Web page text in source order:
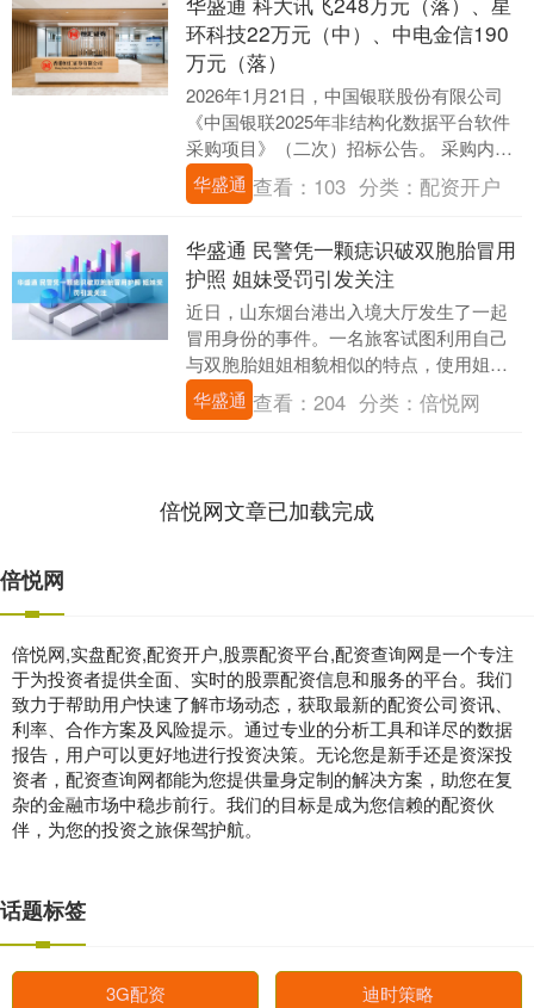
环科技22万元（中）、中电金信190
万元（落）
2026年1月21日，中国银联股份有限公司
《中国银联2025年非结构化数据平台软件
采购项目》（二次）招标公告。 采购内
容： 本次采购非结构化数据平台软件永久
不限....
华盛通 查看： 103 分类： 配资开户
华盛通 民警凭一颗痣识破双胞胎冒用
护照 姐妹受罚引发关注
近日，山东烟台港出入境大厅发生了一起
冒用身份的事件。一名旅客试图利用自己
与双胞胎姐姐相貌相似的特点，使用姐姐
的护照蒙混过关，但被民警当场识破，姐
妹二人均受到处罚....
华盛通 查看：204 分类：倍悦网
倍悦网文章已加载完成
倍悦网
倍悦网,实盘配资,配资开户,股票配资平台,配资查询网是一个专注
于为投资者提供全面、实时的股票配资信息和服务的平台。我们
致力于帮助用户快速了解市场动态，获取最新的配资公司资讯、
利率、合作方案及风险提示。通过专业的分析工具和详尽的数据
报告，用户可以更好地进行投资决策。无论您是新手还是资深投
资者，配资查询网都能为您提供量身定制的解决方案，助您在复
杂的金融市场中稳步前行。我们的目标是成为您信赖的配资伙
伴，为您的投资之旅保驾护航。
话题标签
3G配资 迪时策略